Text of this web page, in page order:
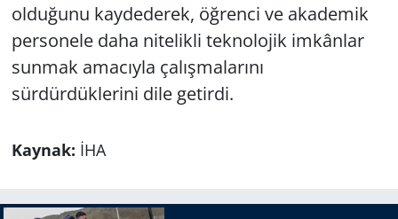
olduğunu kaydederek, öğrenci ve akademik
personele daha nitelikli teknolojik imkânlar
sunmak amacıyla çalışmalarını
sürdürdüklerini dile getirdi.
Kaynak: İHA